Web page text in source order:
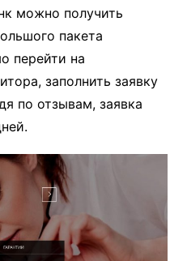
можно получить
пакета
перейти на
заполнить заявку
по отзывам, заявка